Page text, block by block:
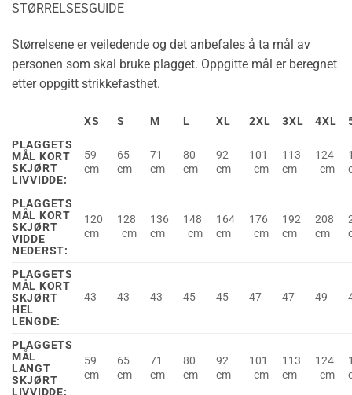
STØRRELSESGUIDE
Størrelsene er veiledende og det anbefales å ta mål av
personen som skal bruke plagget. Oppgitte mål er beregnet
etter oppgitt strikkefasthet.
XS S M L XL 2XL 3XL 4XL
PLAGGETS
MÅL KORT
SKJØRT
LIVVIDDE:
59
cm
65
cm
71
cm
80
cm
92
cm
101
cm
113
cm
124
cm
PLAGGETS
MÅL KORT
SKJØRT
VIDDE
NEDERST:
120
cm
128
cm
136
cm
148
cm
164
cm
176
cm
192
cm
208
cm
PLAGGETS
MÅL KORT
SKJØRT
HEL
LENGDE:
43 43 43 45 45 47 47 49
PLAGGETS
MÅL
LANGT
SKJØRT
LIVVIDDE:
59
cm
65
cm
71
cm
80
cm
92
cm
101
cm
113
cm
124
cm